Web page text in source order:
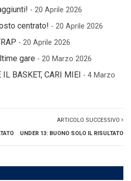
- 20 Aprile 2026
centrato! - 20 Aprile 2026
- 20 Aprile 2026
gare - 20 Marzo 2026
BASKET, CARI MIEI - 4 Marzo
ARTICOLO SUCCESSIVO
UNDER 13: BUONO SOLO IL RISULTATO